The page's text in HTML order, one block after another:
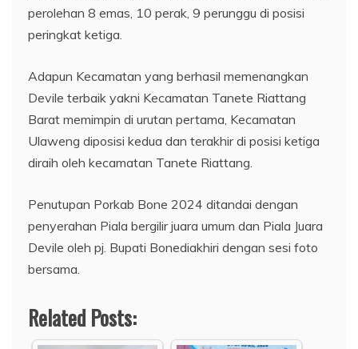
perolehan 8 emas, 10 perak, 9 perunggu di posisi
peringkat ketiga.
Adapun Kecamatan yang berhasil memenangkan
Devile terbaik yakni Kecamatan Tanete Riattang
Barat memimpin di urutan pertama, Kecamatan
Ulaweng diposisi kedua dan terakhir di posisi ketiga
diraih oleh kecamatan Tanete Riattang.
Penutupan Porkab Bone 2024 ditandai dengan
penyerahan Piala bergilir juara umum dan Piala Juara
Devile oleh pj. Bupati Bonediakhiri dengan sesi foto
bersama.
Related Posts: